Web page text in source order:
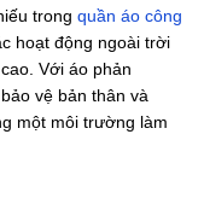
trong quần áo công
hoạt động ngoài trời
Với áo phản
vệ bản thân và
một môi trường làm